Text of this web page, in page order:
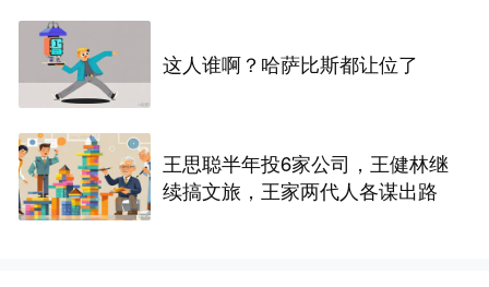
这人谁啊？哈萨比斯都让位了
王思聪半年投6家公司，王健林继
续搞文旅，王家两代人各谋出路